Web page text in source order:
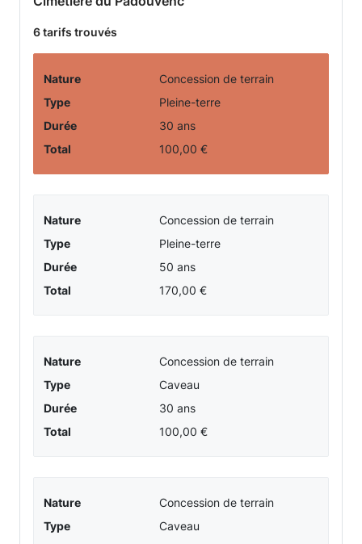
6 tarifs trouvés
Nature
Concession de terrain
Type
Pleine-terre
Durée
30 ans
Total
100,00 €
Nature
Concession de terrain
Type
Pleine-terre
Durée
50 ans
Total
170,00 €
Nature
Concession de terrain
Type
Caveau
Durée
30 ans
Total
100,00 €
Nature
Concession de terrain
Type
Caveau